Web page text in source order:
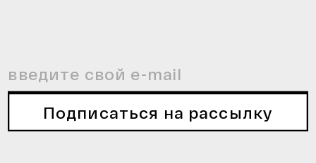
Подписаться на рассылку